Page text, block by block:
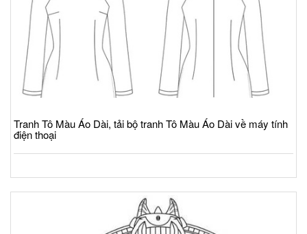
Tranh Tô Màu Áo Dài, tải bộ tranh Tô Màu Áo Dài về máy tính
điện thoại